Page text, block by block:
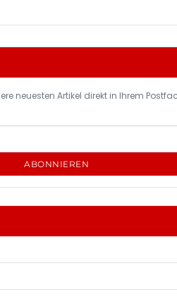
neuesten Artikel direkt in Ihrem
ABONNIEREN